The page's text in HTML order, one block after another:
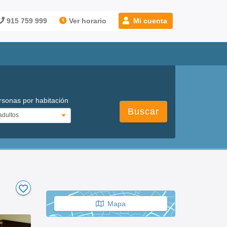
915 759 999 Ver horario Mi cuenta
por habitación
Buscar
Mapa